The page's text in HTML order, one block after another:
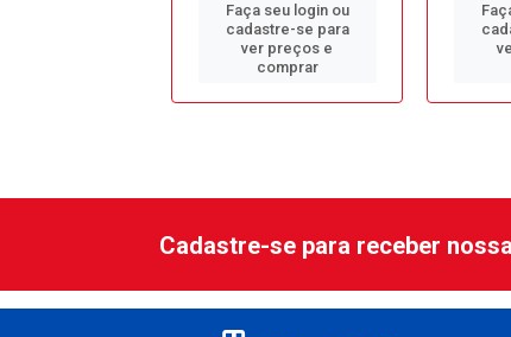
Faça seu login ou
cadastre-se para
ver preços e
comprar
Cadastre-se para receber